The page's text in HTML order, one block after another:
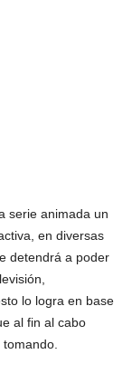
serie animada un
en diversas
detendrá a poder
lo logra en base
al fin al cabo